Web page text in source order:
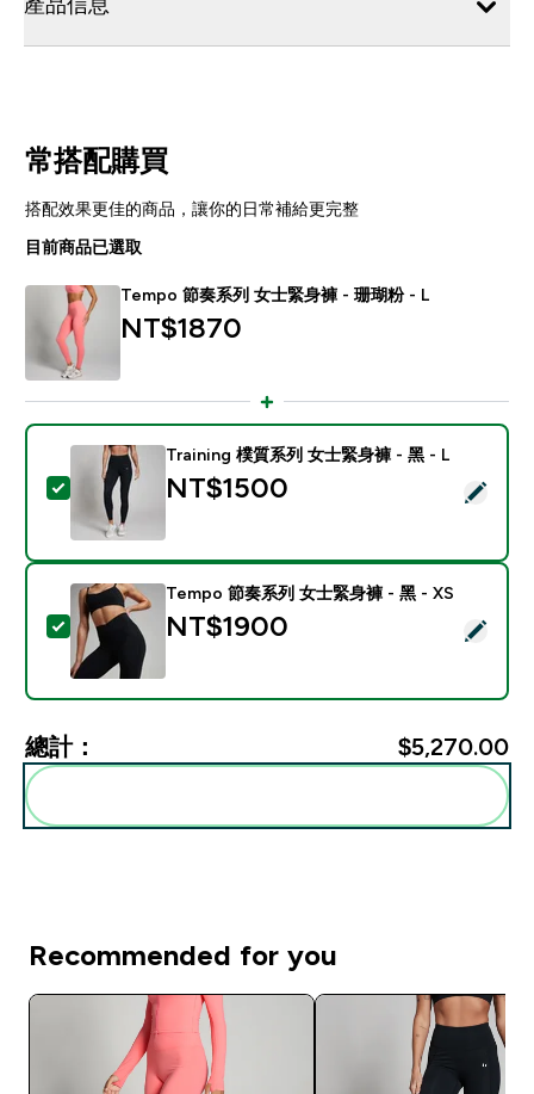
常搭配購買
搭配效果更佳的商品，讓你的日常補給更完整
目前商品已選取
Tempo 節奏系列 女士緊身褲 - 珊瑚粉 - L
NT$1870‎
選取此商品 - Training 樸質系列 女士緊身褲 - 黑 - L
Training 樸質系列 女士緊身褲 - 黑 - L
NT$1500‎
選取此商品 - Tempo 節奏系列 女士緊身褲 - 黑 - XS
Tempo 節奏系列 女士緊身褲 - 黑 - XS
NT$1900‎
總計： $5,270.00‎
Recommended for you